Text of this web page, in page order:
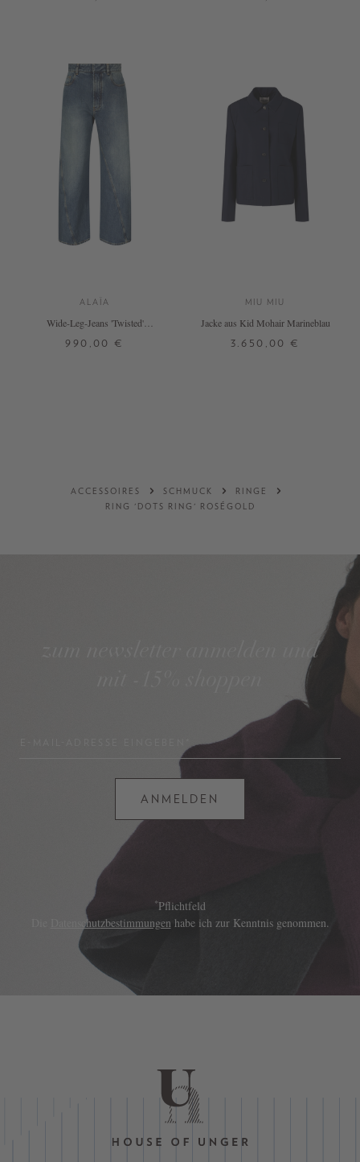
DETAILS
DETAILS
ALAÏA
Wide-Leg-Jeans 'Twisted'
990,00 €
MIU MIU
Jacke aus Kid Mohair Marineblau
3.650,00 €
ACCESSOIRES SCHMUCK
RINGE
RING 'DOTS RING' ROSÉGOLD
zum newsletter anmelden und
ANMELDEN
*Pflichtfeld
Datenschutzbestimmungen habe ich zur Kenntnis genommen.